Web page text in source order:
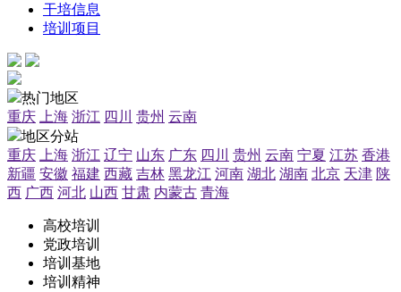
干培信息
培训项目
热门地区
重庆
上海 浙江 四川 贵州 云南
地区分站
重庆
上海 浙江 辽宁 山东 广东 四川 贵州 云南 宁夏 江苏 香港
新疆 安徽 福建 西藏 吉林 黑龙江 河南 湖北 湖南 北京 天津 陕
西 广西 河北 山西 甘肃 内蒙古 青海
高校培训
党政培训
培训基地
培训精神